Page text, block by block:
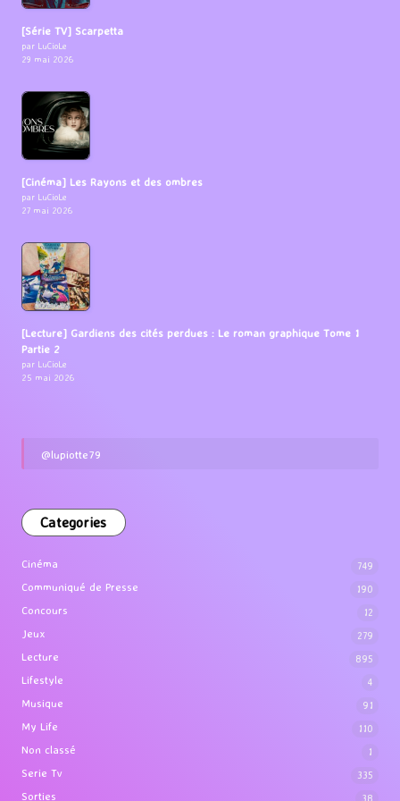
[Série TV] Scarpetta
par LuCioLe
29 mai 2026
[Cinéma] Les Rayons et des ombres
par LuCioLe
27 mai 2026
[Lecture] Gardiens des cités perdues : Le roman graphique Tome 1
Partie 2
par LuCioLe
25 mai 2026
@lupiotte79
Categories
Cinéma 749
Communiqué de Presse 190
Concours 12
Jeux 279
Lecture 895
Lifestyle 4
Musique 91
My Life 110
Non classé 1
Serie Tv 335
Sorties 38